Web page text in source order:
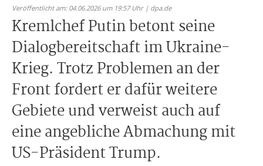
Veröffentlicht am: 04.06.2026 um 19:57 Uhr | dpa.de
Kremlchef Putin betont seine
Dialogbereitschaft im Ukraine-
Krieg. Trotz Problemen an der
Front fordert er dafür weitere
Gebiete und verweist auch auf
eine angebliche Abmachung mit
US-Präsident Trump.